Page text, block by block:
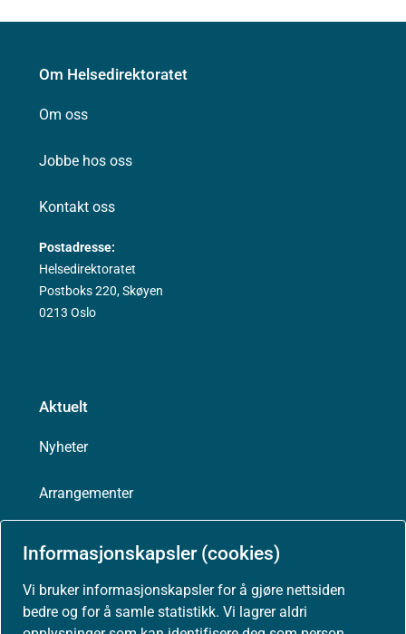
Informasjonskapsler (cookies)
Vi bruker informasjonskapsler for å gjøre nettsiden
bedre og for å samle statistikk. Vi lagrer aldri
Om Helsedirektoratet
Om oss
Jobbe hos oss
Kontakt oss
Postadresse:
Helsedirektoratet
Postboks 220, Skøyen
0213 Oslo
Aktuelt
Nyheter
Arrangementer
Presse